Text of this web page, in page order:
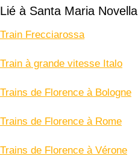
Lié à Santa Maria Novella
Train Frecciarossa
Train à grande vitesse Italo
Trains de Florence à Bologne
Trains de Florence à Rome
Trains de Florence à Vérone